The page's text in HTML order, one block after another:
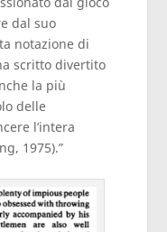
dal suo
notazione di
scritto divertito
la più
delle
l’intera
1975).”